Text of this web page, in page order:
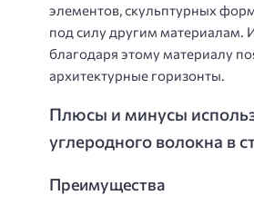
элементов, скульптурных
под силу другим материалам.
благодаря этому материалу
архитектурные горизонты.
Плюсы и минусы
углеродного волокна в
Преимущества